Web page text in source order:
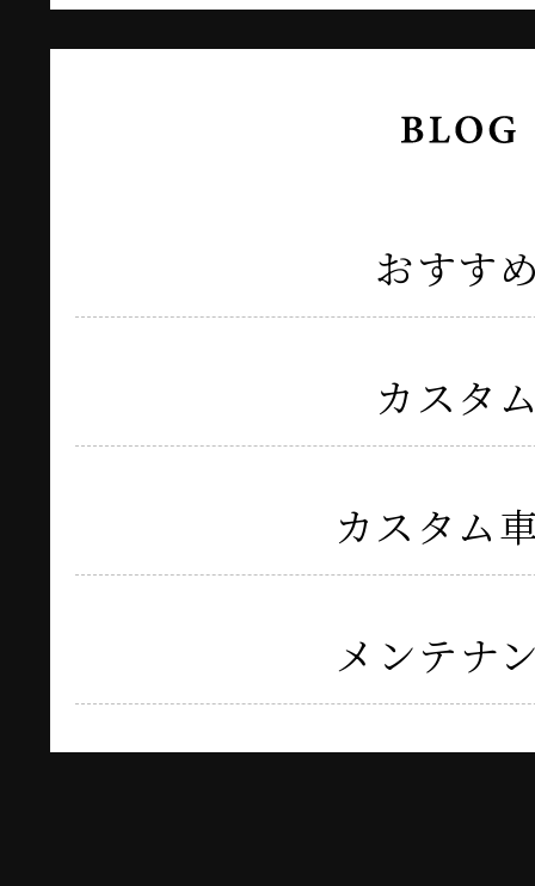
おすす
カスタ
カスタム
メンテナ